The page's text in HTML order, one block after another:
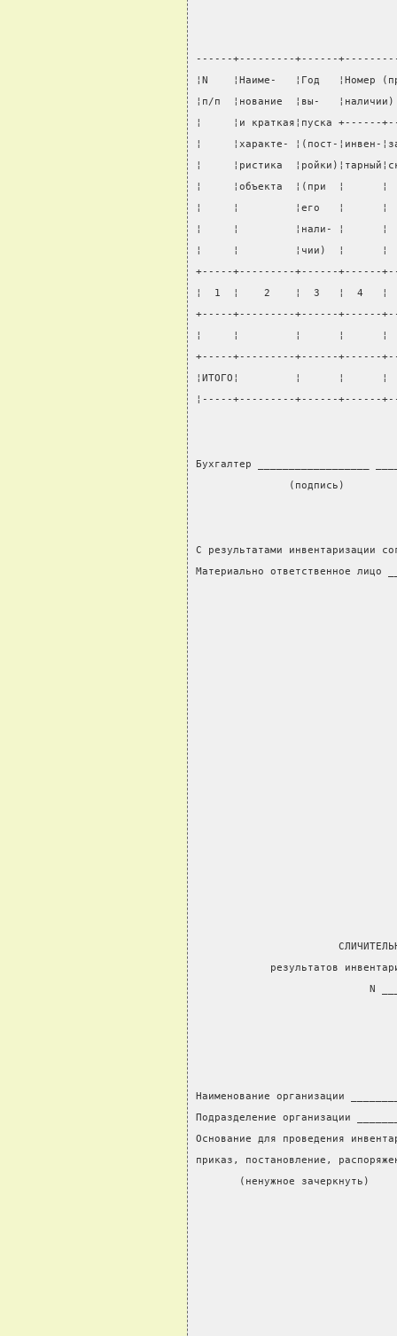
------+---------+------
¦N    ¦Наиме-   ¦Год   ¦Номер
¦п/п  ¦нование  ¦вы-
¦     ¦и краткая¦пуска
¦     ¦характе- ¦(пост-¦инвен-
¦     ¦ристика
¦     ¦объекта  ¦(при  ¦      ¦
¦     ¦         ¦его   ¦      ¦
¦     ¦         ¦нали- ¦      ¦
¦     ¦         ¦чии)  ¦
+-----+---------+------+------
¦  1  ¦    2    ¦  3   ¦  4   ¦
+-----+---------+------+------
¦     ¦         ¦      ¦      ¦
+-----+---------+------+------
¦ИТОГО¦         ¦      ¦
¦-----+---------+------+------
Бухгалтер __________________
(подпись)
С результатами инвентаризации
Материально ответственное лицо
результатов
N
Наименование организации
Подразделение организации
Основание для проведения
приказ, постановление,
(ненужное зачеркнуть)